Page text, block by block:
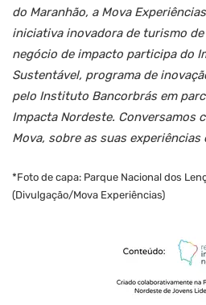
do Maranhão, a Mova
iniciativa inovadora de turismo
negócio de impacto participa do
Sustentável, programa de
pelo Instituto Bancorbrás em
Impacta Nordeste. Conversamos
Mova, sobre as suas experiências
*Foto de capa: Parque Nacional dos
(Divulgação/Mova Experiências)